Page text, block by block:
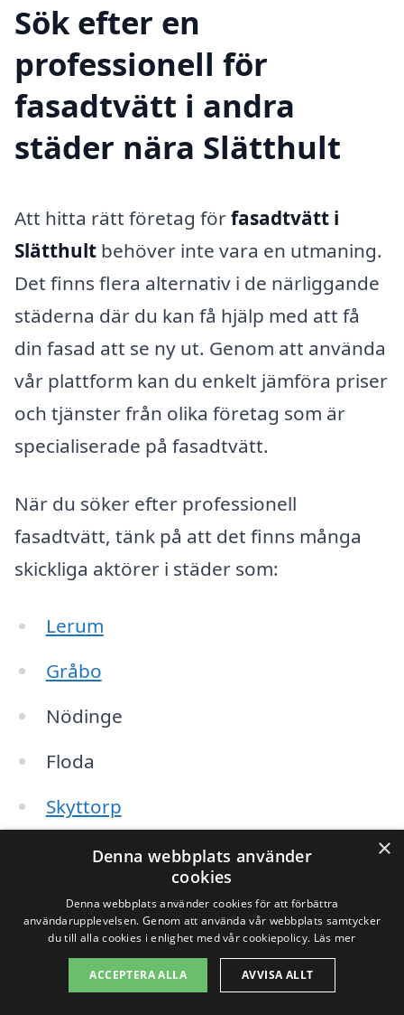
Sök efter en
professionell för
fasadtvätt i andra
städer nära Slätthult
Att hitta rätt företag förfasadtvätt i
Slätthult behöver inte vara en utmaning.
Det finns flera alternativ i de närliggande
städerna där du kan få hjälp med att få
din fasad att se ny ut. Genom att använda
vår plattform kan du enkelt jämföra priser
och tjänster från olika företag som är
specialiserade på fasadtvätt.
När du söker efter professionell
fasadtvätt, tänk på att det finns många
skickliga aktörer i städer som:
Lerum
Gråbo
Nödinge
Floda
Skyttorp
Björbo
Härryda
Kungälv
Kärralund
×
Denna webbplats använder
cookies
Denna webbplats använder cookies för att förbättra
användarupplevelsen. Genom att använda vår webbplats samtycker
du till alla cookies i enlighet med vår cookiepolicy. Läs mer
ACCEPTERA ALLA AVVISA ALLT